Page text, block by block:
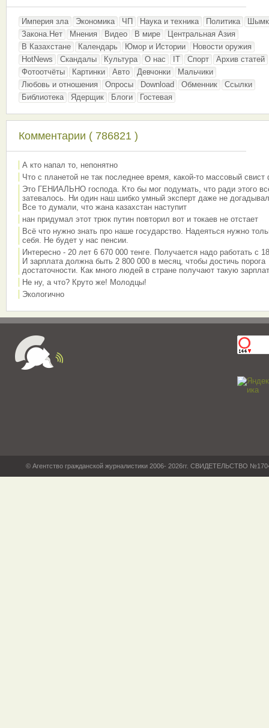
Империя зла Экономика ЧП Наука и техника Политика
Закона.Нет
Мнения Видео В мире
Центральная Азия
В Казахстане
Календарь Юмор и Истории
Новости оружия
HotNews
Скандалы Культура О нас IT Спорт
Архив статей
Фотоотчёты
Картинки Авто Девчонки
Мальчики
Любовь и отношения
Опросы Download Обменник
Ссылки
Библиотека
Ядерщик Блоги Гостевая
Комментарии ( 786821 )
А кто напал то, непонятно
Что с планетой не так последнее время, какой-то массовый свист
Это ГЕНИАЛЬНО господа. Кто бы мог подумать, что ради этого
затевалось. Ни один наш шибко умный эксперт даже не
Все то думали, что жана казахстан наступит
нан придумал этот трюк путин повторил вот и токаев не отстает
Всё что нужно знать про наше государство. Надеяться нужно
себя. Не будет у нас пенсии.
Интересно - 20 лет 6 670 000 тенге. Получается надо работать с
И зарплата должна быть 2 800 000 в месяц, чтобы достичь порога
достаточности. Как много людей в стране получают такую
Не ну, а что? Круто же! Молодцы!
Экологично
© Агентство гражданской журналистики 2006- 2026гг. СВИДЕТЕЛЬСТВО